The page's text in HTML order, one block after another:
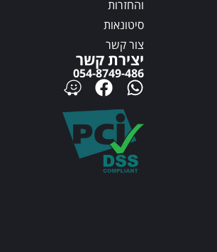
והחזרות
סיטונאות
צור קשר
יצירת קשר
054-8749-486